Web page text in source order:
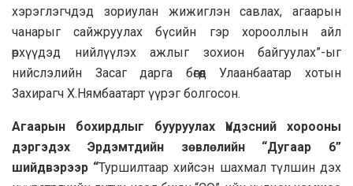
хэрэглэгчдэд зориулан жижиглэн савлах, агаарын
чанарыг сайжруулах бүсийн гэр хорооллын айл
өрхүүдэд нийлүүлэх ажлыг зохион байгуулах”-ыг
нийслэлийн Засаг дарга бөгөөд Улаанбаатар хотын
Захирагч Х.Нямбаатарт үүрэг болгосон.
Агаарын бохирдлыг бууруулах Үндэсний хорооны
дэргэдэх Эрдэмтдийн зөвлөлийн “Дугаар 6”
шийдвэрээр “Туршилтаар хийсэн шахмал түлшин дэх